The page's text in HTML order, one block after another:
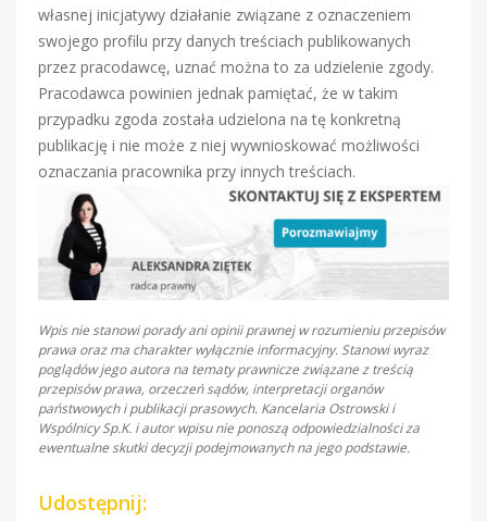
własnej inicjatywy działanie związane z oznaczeniem
swojego profilu przy danych treściach publikowanych
przez pracodawcę, uznać można to za udzielenie zgody.
Pracodawca powinien jednak pamiętać, że w takim
przypadku zgoda została udzielona na tę konkretną
publikację i nie może z niej wywnioskować możliwości
oznaczania pracownika przy innych treściach.
Wpis nie stanowi porady ani opinii prawnej w rozumieniu przepisów
prawa oraz ma charakter wyłącznie informacyjny. Stanowi wyraz
poglądów jego autora na tematy prawnicze związane z treścią
przepisów prawa, orzeczeń sądów, interpretacji organów
państwowych i publikacji prasowych. Kancelaria Ostrowski i
Wspólnicy Sp.K. i autor wpisu nie ponoszą odpowiedzialności za
ewentualne skutki decyzji podejmowanych na jego podstawie.
Udostępnij: